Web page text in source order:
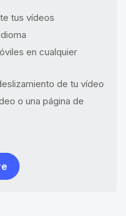
tus vídeos
en cualquier
de tu vídeo
o una página de